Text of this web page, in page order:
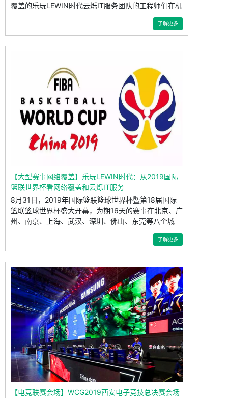
覆盖的乐玩LEWIN时代云烁IT服务团队的工程师们在机
了解更多
【大型赛事网络覆盖】乐玩LEWIN时代：从2019国际
篮联世界杯看网络覆盖和云烁IT服务
8月31日，2019年国际篮联篮球世界杯暨第18届国际
篮联篮球世界杯盛大开幕，为期16天的赛事在北京、广
州、南京、上海、武汉、深圳、佛山、东莞等八个城
了解更多
【电竞联赛会场】WCG2019西安电子竞技总决赛会场